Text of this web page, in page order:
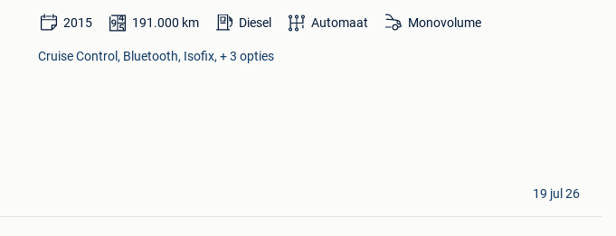
2015 191.000 km Diesel Automaat Monovolume
Cruise Control, Bluetooth, Isofix, + 3 opties
19 jul 26